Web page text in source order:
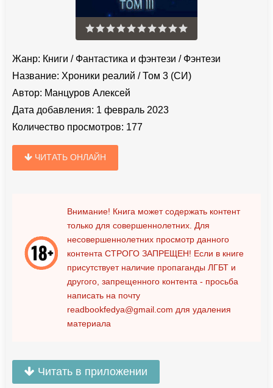
Жанр: Книги / Фантастика и фэнтези / Фэнтези
Название: Хроники реалий / Том 3 (СИ)
Автор: Манцуров Алексей
Дата добавления: 1 февраль 2023
Количество просмотров: 177
ЧИТАТЬ ОНЛАЙН
Внимание! Книга может содержать контент
только для совершеннолетних. Для
несовершеннолетних просмотр данного
контента СТРОГО ЗАПРЕЩЕН! Если в книге
присутствует наличие пропаганды ЛГБТ и
другого, запрещенного контента - просьба
написать на почту
readbookfedya@gmail.com для удаления
материала
Читать в приложении